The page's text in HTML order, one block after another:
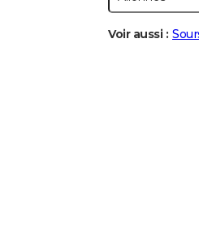
Voir aussi :